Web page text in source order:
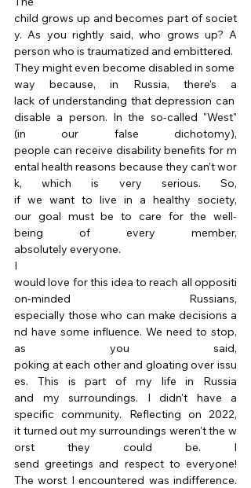
child grows up and becomes part of societ
y. As you rightly said, who grows up? A
person who is traumatized and embittered.
They might even become disabled in some
way because, in Russia, there's a
lack of understanding that depression can
disable a person. In the so-called "West"
(in our false dichotomy),
people can receive disability benefits for m
ental health reasons because they can’t wor
k, which is very serious. So,
if we want to live in a healthy society,
our goal must be to care for the well-
being of every member,
absolutely everyone.
I
would love for this idea to reach all oppositi
on-minded Russians,
especially those who can make decisions a
nd have some influence. We need to stop,
as you said,
poking at each other and gloating over issu
es. This is part of my life in Russia
and my surroundings. I didn't have a
specific community. Reflecting on 2022,
it turned out my surroundings weren't the w
orst they could be. I
send greetings and respect to everyone!
The worst I encountered was indifference.